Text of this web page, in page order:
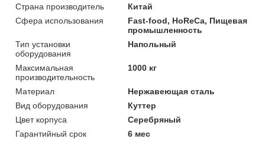
Страна производитель
Китай
Сфера использования
Fast-food, HoReCa, Пищевая
промышленность
Тип установки
оборудования
Напольный
Максимальная
производительность
1000 кг
Материал
Нержавеющая сталь
Вид оборудования
Куттер
Цвет корпуса
Серебряный
Гарантийный срок
6 мес